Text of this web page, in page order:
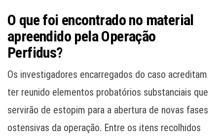
O que foi encontrado no material
apreendido pela Operação
Perfidus?
Os investigadores encarregados do caso acreditam
ter reunido elementos probatórios substanciais que
servirão de estopim para a abertura de novas fases
ostensivas da operação. Entre os itens recolhidos